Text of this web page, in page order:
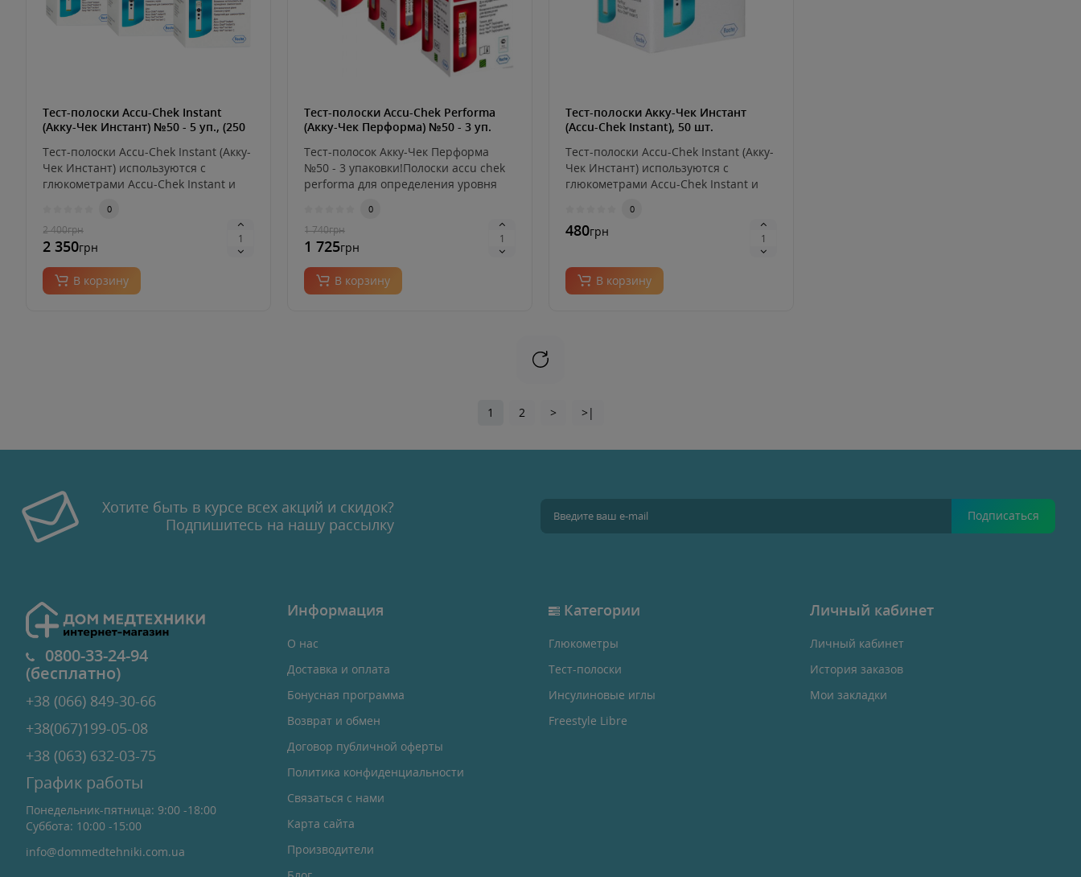
Тест-полоски Accu-Chek Instant
(Акку-Чек Инстант) №50 - 5 уп., (250
Тест-полоски Accu-Chek Instant (Акку-
Чек Инстант) используются с
глюкометрами Accu-Chek Instant и
0
2 400грн
2 350грн
В корзину
Тест-полоски Accu-Chek Performa
(Акку-Чек Перформа) №50 - 3 уп.
Тест-полосок Акку-Чек Перформа
№50 - 3 упаковки!Полоски accu chek
performa для определения уровня
0
1 740грн
1 725грн
В корзину
Тест-полоски Акку-Чек Инстант
(Accu-Chek Instant), 50 шт.
Тест-полоски Accu-Chek Instant (Акку-
Чек Инстант) используются с
глюкометрами Accu-Chek Instant и
0
480грн
В корзину
1 2 > >|
Хотите быть в курсе всех акций и скидок?
Подпишитесь на нашу рассылку
Подписаться
0800-33-24-94
(бесплатно)
+38 (066) 849-30-66
+38(067)199-05-08
+38 (063) 632-03-75
График работы
Понедельник-пятница: 9:00 -18:00
Суббота: 10:00 -15:00
info@dommedtehniki.com.ua
Информация
О нас
Доставка и оплата
Бонусная программа
Возврат и обмен
Договор публичной оферты
Политика конфиденциальности
Связаться с нами
Карта сайта
Производители
Категории
Глюкометры
Тест-полоски
Инсулиновые иглы
Freestyle Libre
Личный кабинет
Личный кабинет
История заказов
Мои закладки